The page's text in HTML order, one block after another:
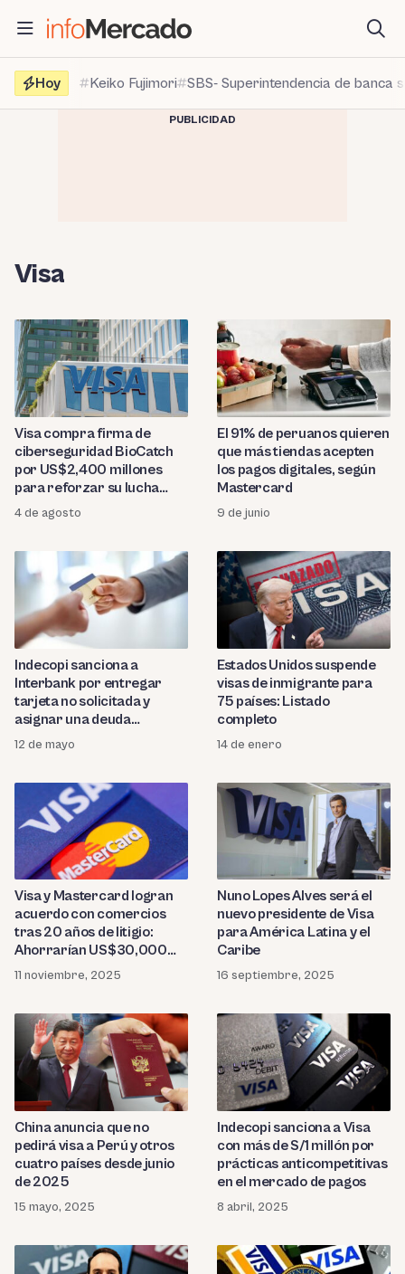
contenido
Hoy
Keiko Fujimori SBS- Superintendencia de banca
PUBLICIDAD
Visa
Visa compra firma de
ciberseguridad BioCatch
por US$2,400 millones
para reforzar su lucha
contra el fraude
4 de agosto
El 91% de peruanos quieren
que más tiendas acepten
los pagos digitales, según
Mastercard
9 de junio
Indecopi sanciona a
Interbank por entregar
tarjeta no solicitada y
asignar una deuda
inexistente
12 de mayo
Estados Unidos suspende
visas de inmigrante para
75 países: Listado
completo
14 de enero
Visa y Mastercard logran
acuerdo con comercios
tras 20 años de litigio:
Ahorrarían US$30,000
millones en comisiones
11 noviembre, 2025
Nuno Lopes Alves será el
nuevo presidente de Visa
para América Latina y el
Caribe
16 septiembre, 2025
China anuncia que no
pedirá visa a Perú y otros
cuatro países desde junio
de 2025
15 mayo, 2025
Indecopi sanciona a Visa
con más de S/1 millón por
prácticas anticompetitivas
en el mercado de pagos
8 abril, 2025